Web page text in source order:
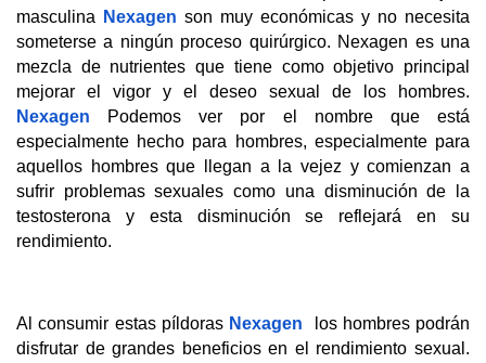
masculina
Nexagen son muy económicas y no necesita
someterse a ningún proceso quirúrgico. Nexagen es una
mezcla de nutrientes que tiene como objetivo principal
Nexagen Podemos ver por el nombre que está
especialmente hecho para hombres, especialmente para
aquellos hombres que llegan a la vejez y comienzan a
sufrir problemas sexuales como una disminución de la
testosterona y esta disminución se reflejará en su
rendimiento.
Al consumir estas píldoras Nexagen los hombres podrán
disfrutar de grandes beneficios en el rendimiento sexual.